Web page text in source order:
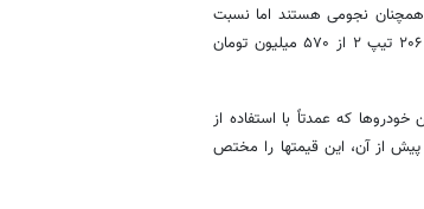
همچنان نجومی هستند اما نسبت
به دوره اوج، افت تا حدود ۲۰ درصدی را تجربه کردند؛ به عنوان نمونه خودروی پژو ۲۰۶ تیپ ۲ از ۵۷۰ میلیون تومان
که عمدتاً با استفاده از
پیش از آن، اینقیمتها را مختص